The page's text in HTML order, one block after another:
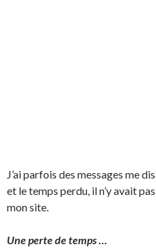
J’ai parfois des messages me
et le temps perdu, il n’y avait
mon site.
Une perte de temps…